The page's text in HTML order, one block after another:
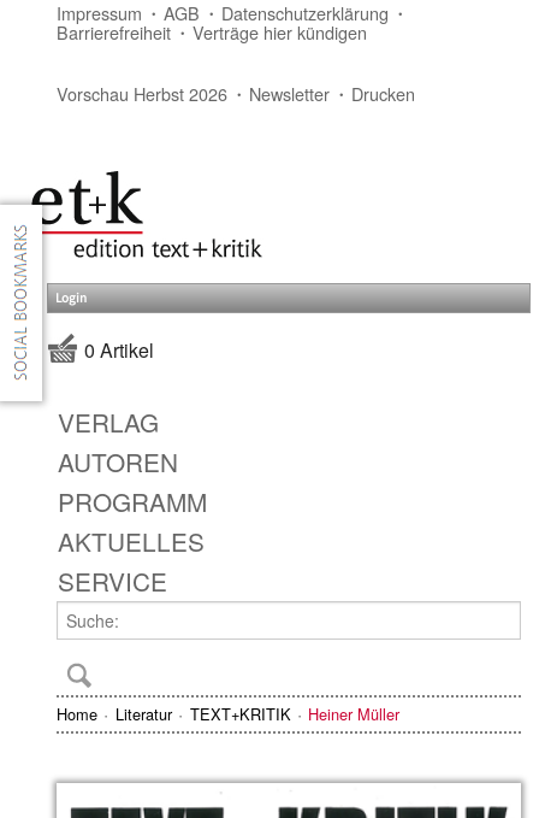
Impressum AGB Datenschutzerklärung
Barrierefreiheit Verträge hier kündigen
Vorschau Herbst 2026 Newsletter Drucken
Login
0 Artikel
VERLAG
AUTOREN
PROGRAMM
AKTUELLES
SERVICE
Home Literatur TEXT+KRITIK Heiner Müller